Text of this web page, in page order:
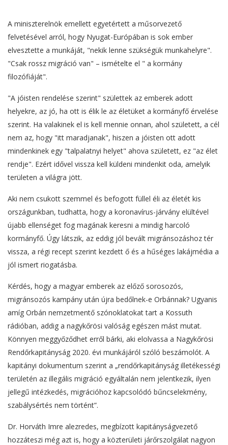
A miniszterelnök emellett egyetértett a műsorvezető
felvetésével arról, hogy Nyugat-Európában is sok ember
elvesztette a munkáját, "nekik lenne szükségük munkahelyre".
"Csak rossz migráció van" – ismételte el " a kormány
filozófiáját".
"A jóisten rendelése szerint" születtek az emberek adott
helyekre, az jó, ha ott is élik le az életüket a kormányfő érvelése
szerint. Ha valakinek el is kell mennie onnan, ahol született, a cél
nem az, hogy "itt maradjanak", hiszen a jóisten ott adott
mindenkinek egy "talpalatnyi helyet" ahova született, ez "az élet
rendje". Ezért idővel vissza kell küldeni mindenkit oda, amelyik
területen a világra jött.
Aki nem csukott szemmel és befogott füllel éli az életét kis
országunkban, tudhatta, hogy a koronavírus-járvány elültével
újabb ellenséget fog magának keresni a mindig harcoló
kormányfő. Úgy látszik, az eddig jól bevált migránsozáshoz tér
vissza, a régi recept szerint kezdett ő és a hűséges lakájmédia a
jól ismert riogatásba.
Kérdés, hogy a magyar emberek az előző sorosozós,
migránsozós kampány után újra bedőlnek-e Orbánnak? Ugyanis
amíg Orbán nemzetmentő szónoklatokat tart a Kossuth
rádióban, addig a nagykőrösi valóság egészen mást mutat.
Könnyen meggyőződhet erről bárki, aki elolvassa a Nagykőrösi
Rendőrkapitányság 2020. évi munkájáról szóló beszámolót. A
kapitányi dokumentum szerint a „rendőrkapitányság illetékességi
területén az illegális migráció egyáltalán nem jelentkezik, ilyen
jellegű intézkedés, migrációhoz kapcsolódó bűncselekmény,
szabálysértés nem történt”.
Dr. Horváth Imre alezredes, megbízott kapitányságvezető
hozzáteszi még azt is, hogy a közterületi járőrszolgálat nagyon